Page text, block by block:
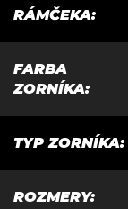
RÁMČEKA:
FARBA
ZORNÍKA:
TYP ZORNÍKA:
ROZMERY: